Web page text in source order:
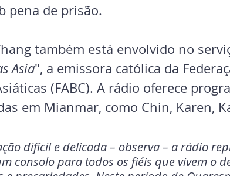
pena de prisão.
também está envolvido no
Asia", a emissora católica da
(FABC). A rádio oferece
em Mianmar, como Chin, Karen,
difícil e delicada – observa – a rádio
consolo para todos os fiéis que vivem o